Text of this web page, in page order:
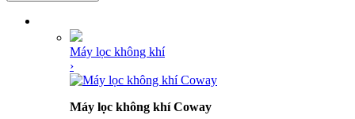
Máy lọc không khí
›
Máy lọc không khí Coway